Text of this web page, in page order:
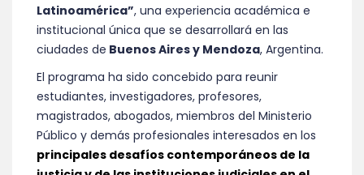
Latinoamérica”, una experiencia académica e
institucional única que se desarrollará en las
ciudades de Buenos Aires y Mendoza, Argentina.
El programa ha sido concebido para reunir
estudiantes, investigadores, profesores,
magistrados, abogados, miembros del Ministerio
Público y demás profesionales interesados en los
principales desafíos contemporáneos de la